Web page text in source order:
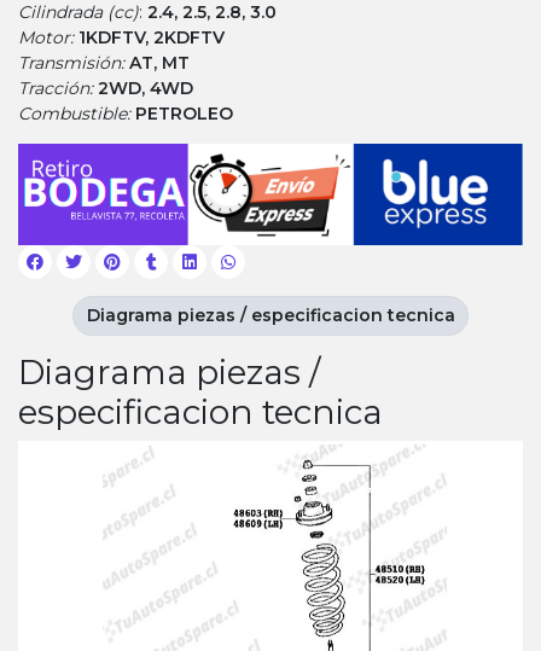
Cilindrada (cc): 2.4, 2.5, 2.8, 3.0
Motor: 1KDFTV, 2KDFTV
Transmisión:AT, MT
Tracción:2WD, 4WD
Combustible: PETROLEO
Diagrama piezas /
especificacion tecnica
Diagrama piezas / especificacion tecnica